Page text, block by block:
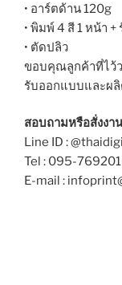
• อาร์ตด้าน 120g
• พิมพ์ 4 สี 1 หน้า +
• ตัดปลิว
ขอบคุณลูกค้าที่ไว้ว
รับออกแบบและผ
สอบถามหรือสั่งงา
Line ID :
Tel : 095-
E-mail :